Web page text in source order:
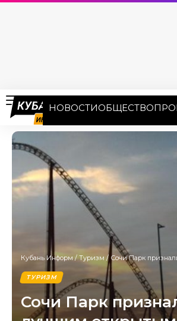
НОВОСТИОБЩЕСТВО
Кубань Информ/Туризм / Сочи Парк признали лучшим
ТУРИЗМ
Сочи Парк